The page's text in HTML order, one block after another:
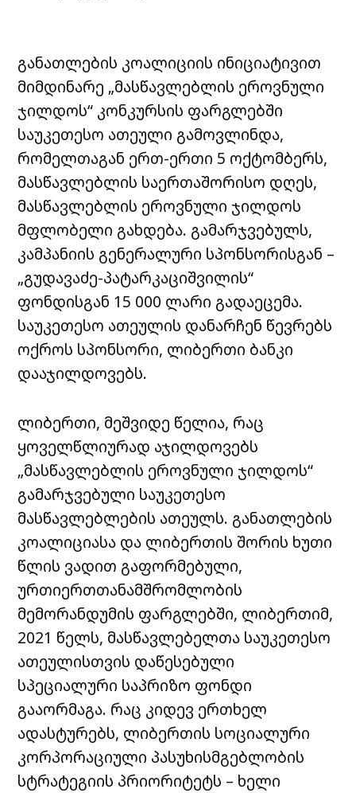
განათლების კოალიციის ინიციატივით
მიმდინარე „მასწავლებლის ეროვნული
ჯილდოს“ კონკურსის ფარგლებში
საუკეთესო ათეული გამოვლინდა,
რომელთაგან ერთ-ერთი 5 ოქტომბერს,
მასწავლებლის საერთაშორისო დღეს,
მასწავლებლის ეროვნული ჯილდოს
მფლობელი გახდება. გამარჯვებულს,
კამპანიის გენერალური სპონსორისგან –
„გუდავაძე-პატარკაციშვილის“
ფონდისგან 15 000 ლარი გადაეცემა.
საუკეთესო ათეულის დანარჩენ წევრებს
ოქროს სპონსორი, ლიბერთი ბანკი
დააჯილდოვებს.
ლიბერთი, მეშვიდე წელია, რაც
ყოველწლიურად აჯილდოვებს
„მასწავლებლის ეროვნული ჯილდოს“
გამარჯვებული საუკეთესო
მასწავლებლების ათეულს. განათლების
კოალიციასა და ლიბერთის შორის ხუთი
წლის ვადით გაფორმებული,
ურთიერთთანამშრომლობის
მემორანდუმის ფარგლებში, ლიბერთიმ,
2021 წელს, მასწავლებელთა საუკეთესო
ათეულისთვის დაწესებული
სპეციალური საპრიზო ფონდი
გააორმაგა. რაც კიდევ ერთხელ
ადასტურებს, ლიბერთის სოციალური
კორპორაციული პასუხისმგებლობის
სტრატეგიის პრიორიტეტს – ხელი